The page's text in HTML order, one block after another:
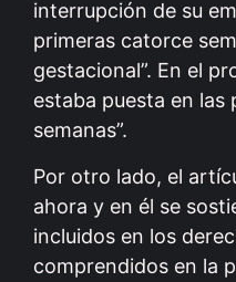
interrupción de su
primeras catorce
gestacional”. En el
estaba puesta en las
semanas”.
Por otro lado, el
ahora y en él se
incluidos en los
comprendidos en la